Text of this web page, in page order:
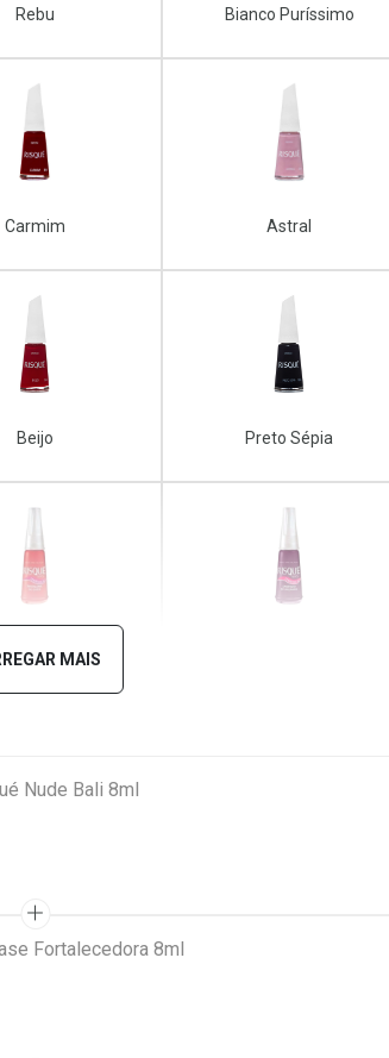
Rebu Bianco Puríssimo
Carmim Astral
Beijo Preto Sépia
de Chita
MAIS
Nude Bali 8ml
Fortalecedora 8ml